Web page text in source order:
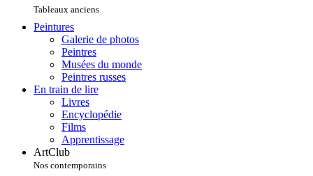
Tableaux anciens
Peintures
Galerie de photos
Peintres
Musées du monde
Peintres russes
En train de lire
Livres
Encyclopédie
Films
Apprentissage
ArtClub
Nos contemporains